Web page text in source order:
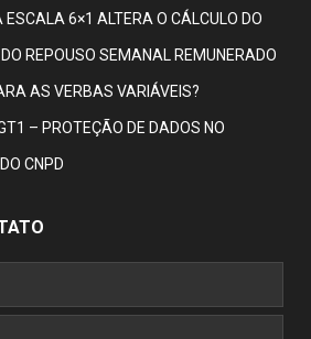
6×1 ALTERA O CÁLCULO DO
REPOUSO SEMANAL REMUNERADO
AS VERBAS VARIÁVEIS?
– PROTEÇÃO DE DADOS NO
CNPD